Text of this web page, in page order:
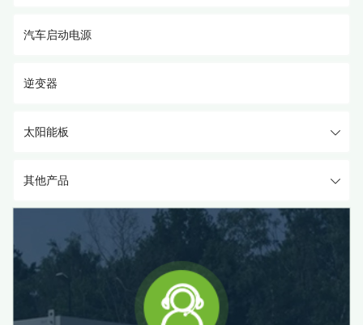
汽车启动电源
逆变器
太阳能板
其他产品